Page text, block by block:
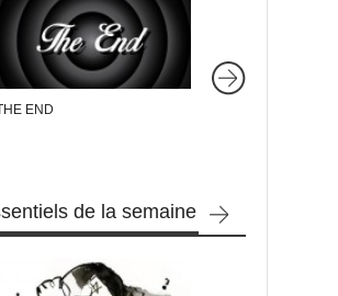
END
de la semaine